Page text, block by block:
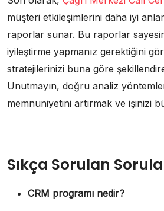
müşteri etkileşimlerini daha iyi
raporlar sunar. Bu raporlar
iyileştirme yapmanız gerektiğini
stratejilerinizi buna göre
Unutmayın, doğru analiz
memnuniyetini artırmak ve işinizi
Sıkça Sorulan
CRM programı nedir?